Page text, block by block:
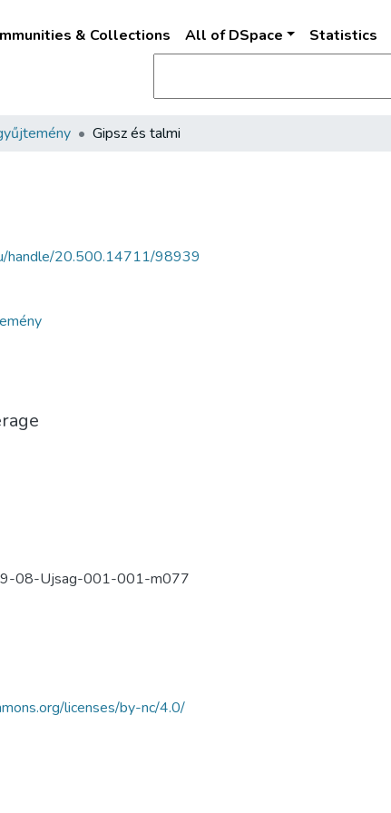
& Collections All of DSpace Statistics
Gipsz és talmi
handle/20.500.14711/98939
08-Ujsag-001-001-m077
licenses/by-nc/4.0/